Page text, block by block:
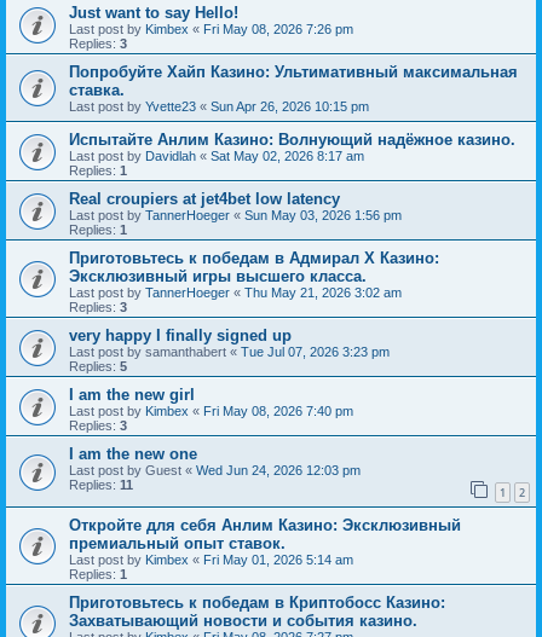
Just want to say Hello!
Last post by Kimbex « Fri May 08, 2026 7:26 pm
Replies: 3
Попробуйте Хайп Казино: Ультимативный максимальная
ставка.
Last post by Yvette23 « Sun Apr 26, 2026 10:15 pm
Испытайте Анлим Казино: Волнующий надёжное казино.
Last post by Davidlah « Sat May 02, 2026 8:17 am
Replies: 1
Real croupiers at jet4bet low latency
Last post by TannerHoeger « Sun May 03, 2026 1:56 pm
Replies: 1
Приготовьтесь к победам в Адмирал Х Казино:
Эксклюзивный игры высшего класса.
Last post by TannerHoeger « Thu May 21, 2026 3:02 am
Replies: 3
very happy I finally signed up
Last post by samanthabert « Tue Jul 07, 2026 3:23 pm
Replies: 5
I am the new girl
Last post by Kimbex « Fri May 08, 2026 7:40 pm
Replies: 3
I am the new one
Last post by Guest « Wed Jun 24, 2026 12:03 pm
Replies: 11 1 2
Откройте для себя Анлим Казино: Эксклюзивный
премиальный опыт ставок.
Last post by Kimbex « Fri May 01, 2026 5:14 am
Replies: 1
Приготовьтесь к победам в Криптобосс Казино:
Захватывающий новости и события казино.